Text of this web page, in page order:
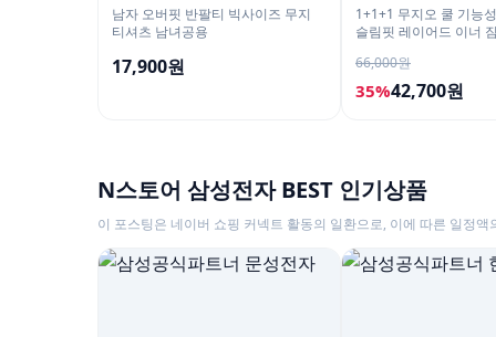
남자 오버핏 반팔티 빅사이즈 무지
티셔츠 남녀공용
17,900원
1+1+1 무지오 쿨 기능
슬림핏 레이어드 이너
66,000원
35%42,700원
N스토어 삼성전자 BEST 인기상품
이 포스팅은 네이버 쇼핑 커넥트 활동의 일환으로, 이에 따른 일정